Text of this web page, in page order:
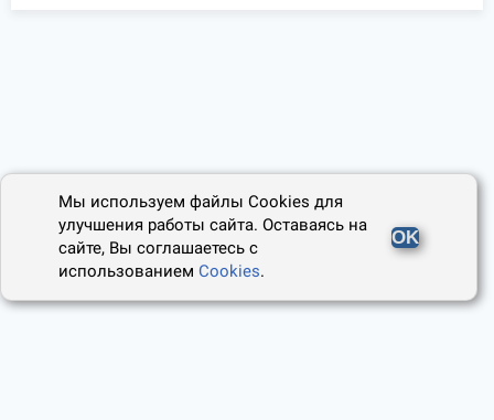
Мы используем файлы Cookies для
улучшения работы сайта. Оставаясь на
сайте, Вы соглашаетесь с
использованиемCookies.
OK